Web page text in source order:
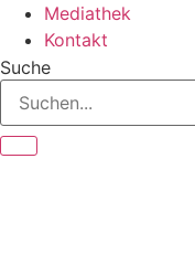
Mediathek
Kontakt
Suche